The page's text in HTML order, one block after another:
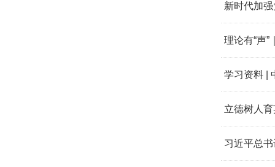
新时代加
理论有“声
学习资料 |
立德树人
习近平总